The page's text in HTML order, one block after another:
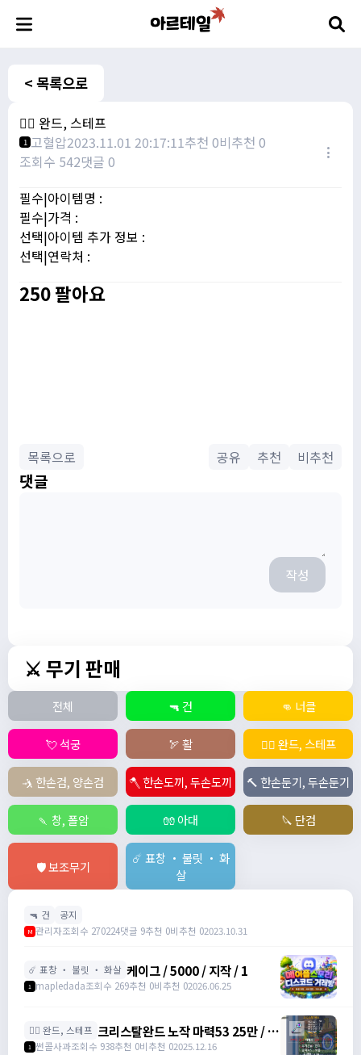
< 목록으로
🧙‍♀️ 완드, 스테프
1 고혈압2023.11.01 20:17:11추천 0비추천 0
조회수 542댓글 0
필수|아이템명 :
필수|가격 :
선택|아이템 추가 정보 :
선택|연락처 :
250 팔아요
목록으로 공유 추천 비추천
댓글
작성
⚔️ 무기 판매
전체 🔫 건 👊 너클
💘 석궁 🏹 활 🧙‍♀️ 완드, 스테프
🤺 한손검, 양손검 🪓 한손도끼, 두손도끼 🔨 한손둔기, 두손둔기
🍡 창, 폴암 🧤 아대 🔪 단검
🛡️ 보조무기
☄️ 표창 ・ 불릿 ・ 화
살
🔫 건 공지
M 관리자조회수 270224댓글 9추천 0비추천 02023.10.31
☄️ 표창 ・ 불릿 ・ 화살 케이그 / 5000 / 지작 / 1
1 mapledada조회수 269추천 0비추천 02026.06.25
🧙‍♀️ 완드, 스테프 크리스탈완드 노작 마력53 25만 / 마
력52 15만 팝니다 / 250000 / 마력
1 썬콜사과조회수 938추천 0비추천 02025.12.16